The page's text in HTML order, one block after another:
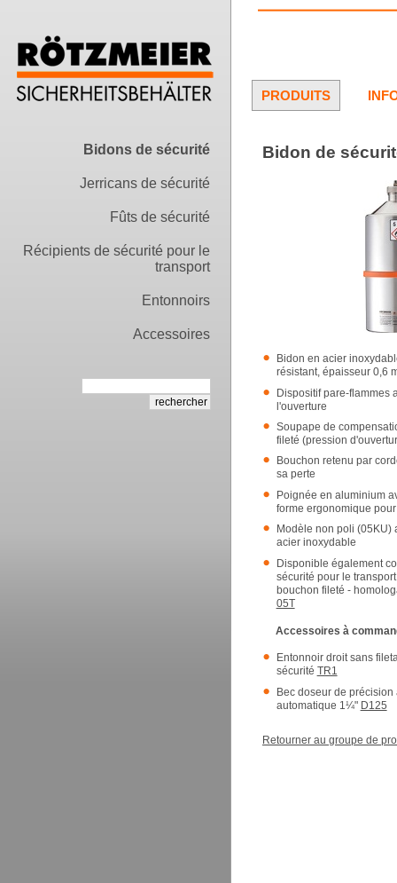
Bidons de sécurité
Jerricans de sécurité
Fûts de sécurité
Récipients de sécurité pour le
transport
Entonnoirs
Accessoires
PRODUITS
Bidon de
Bidon en acier
résistant, épaisseur 0,6
Dispositif pare-flammes
l'ouverture
Soupape de
fileté (pression
Bouchon retenu par
sa perte
Poignée en aluminium
forme ergonomique
Modèle non poli (05KU)
acier inoxydable
Disponible également
sécurité pour le
bouchon fileté -
05T
Accessoires à
Entonnoir droit sans
sécurité TR1
Bec doseur de
automatique 1¼" D125
Retourner au groupe de